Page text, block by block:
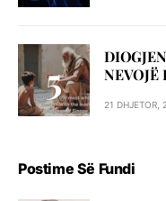
NEVOJË
21 DHJETOR,
Postime Së Fundi